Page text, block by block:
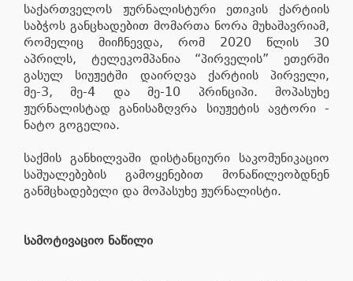
საქართველოს ჟურნალისტური ეთიკის ქარტიის
საბჭოს განცხადებით მომართა ნორა მუხაშავრიამ,
რომელიც მიიჩნევდა, რომ 2020 წლის 30
აპრილს, ტელეკომპანია “პირველის” ეთერში
გასულ სიუჟეტში დაირღვა ქარტიის პირველი,
მე-3, მე-4 და მე-10 პრინციპი. მოპასუხე
ჟურნალისტად განისაზღვრა სიუჟეტის ავტორი -
ნატო გოგელია.
საქმის განხილვაში დისტანციური საკომუნიკაციო
საშუალებების გამოყენებით მონაწილეობდნენ
განმცხადებელი და მოპასუხე ჟურნალისტი.
სამოტივაციო ნაწილი